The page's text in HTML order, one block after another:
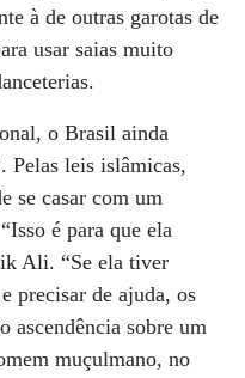
à de outras garotas de
usar saias muito
o Brasil ainda
Pelas leis islâmicas,
se casar com um
é para que ela
Ali. “Se ela tiver
precisar de ajuda, os
ascendência sobre um
muçulmano, no